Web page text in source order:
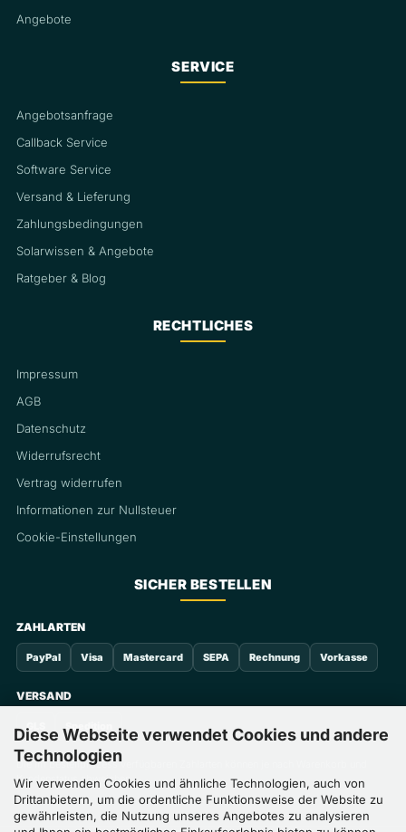
Diese Webseite verwendet Cookies und andere
Technologien
Wir verwenden Cookies und ähnliche Technologien, auch von
Drittanbietern, um die ordentliche Funktionsweise der Website zu
gewährleisten, die Nutzung unseres Angebotes zu analysieren
Angebote
SERVICE
Angebotsanfrage
Callback Service
Software Service
Versand & Lieferung
Zahlungsbedingungen
Solarwissen & Angebote
Ratgeber & Blog
RECHTLICHES
Impressum
AGB
Datenschutz
Widerrufsrecht
Vertrag widerrufen
Informationen zur Nullsteuer
Cookie-Einstellungen
SICHER BESTELLEN
ZAHLARTEN
PayPal Visa Mastercard SEPA Rechnung Vorkasse
VERSAND
GLS
Die im Bestellprozess verfügbaren Zahlarten können je nach Warenkorb und
Kundenstatus abweichen.